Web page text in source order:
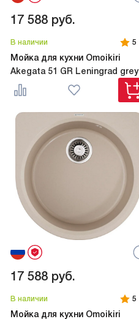
В наличии 5
Мойка для кухни Omoikiri
Akegata 51 GR Leningrad grey
17 588 руб.
В наличии 5
Мойка для кухни Omoikiri
17 588 руб.